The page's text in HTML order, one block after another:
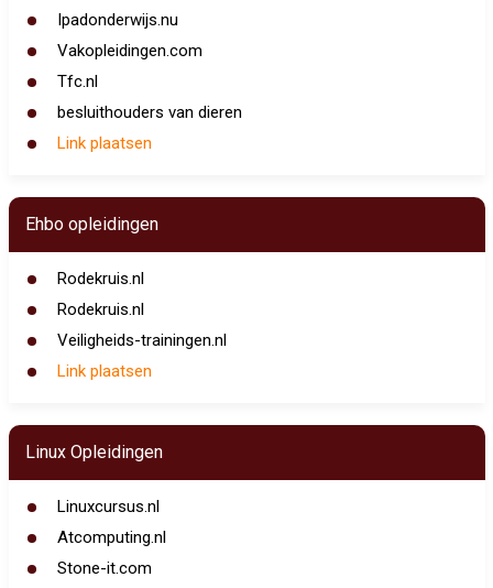
Ipadonderwijs.nu
Vakopleidingen.com
Tfc.nl
besluithouders van dieren
Link plaatsen
Ehbo opleidingen
Rodekruis.nl
Rodekruis.nl
Veiligheids-trainingen.nl
Link plaatsen
Linux Opleidingen
Linuxcursus.nl
Atcomputing.nl
Stone-it.com